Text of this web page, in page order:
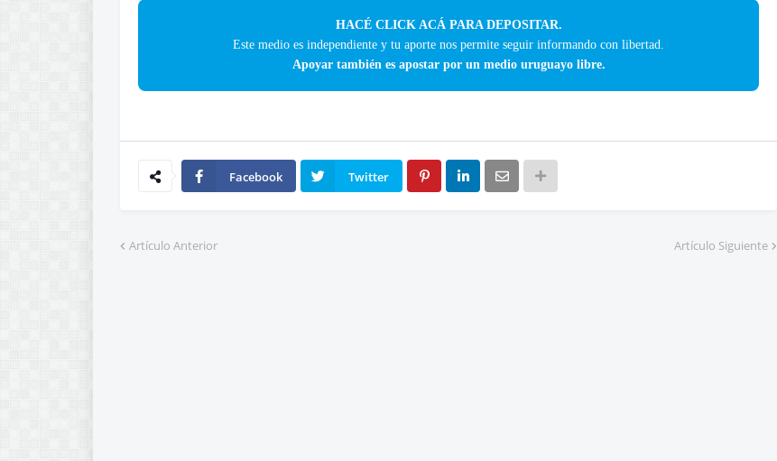
HACÉ CLICK ACÁ PARA DEPOSITAR.
Este medio es independiente y tu aporte nos permite seguir informando con libertad.
Apoyar también es apostar por un medio uruguayo libre.
Facebook Twitter
Artículo Anterior Artículo Siguiente